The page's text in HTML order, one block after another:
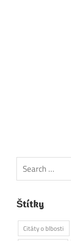
Štítky
Citáty o blbosti